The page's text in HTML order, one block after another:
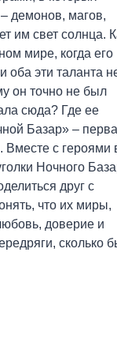
демонов, магов,
им свет солнца.
мире, когда его
оба эти таланта
он точно не был
сюда? Где ее
Базар» –
Вместе с героями
Ночного
друг с
что их миры,
доверие и
сколько